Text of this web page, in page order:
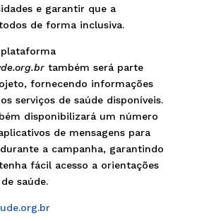
e garantir que a
de forma inclusiva.
também será parte
fornecendo informações
serviços de saúde disponíveis.
disponibilizará um número
de mensagens para
a campanha, garantindo
fácil acesso a orientações
saúde.